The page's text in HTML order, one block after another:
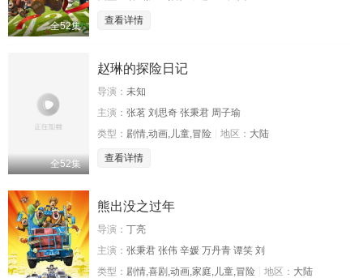
全52集 查看详情
全52集
赵琳的探险日记
导演： 未知
主演： 张茗 刘思奇 张秉君 周子瑜
类型： 剧情,动画,儿童,冒险 地区： 大陆
查看详情
熊出没之过年
导演： 丁亮
主演： 张秉君 张伟 辛媛 万丹青 谭笑 刘
类型： 剧情,喜剧,动画,家庭,儿童,冒险 地区： 大陆